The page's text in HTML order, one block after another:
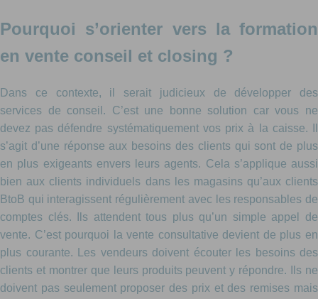
Pourquoi s’orienter vers la formation
en vente conseil et closing ?
Dans ce contexte, il serait judicieux de développer des
services de conseil. C’est une bonne solution car vous ne
devez pas défendre systématiquement vos prix à la caisse. Il
s’agit d’une réponse aux besoins des clients qui sont de plus
en plus exigeants envers leurs agents. Cela s’applique aussi
bien aux clients individuels dans les magasins qu’aux clients
BtoB qui interagissent régulièrement avec les responsables de
comptes clés. Ils attendent tous plus qu’un simple appel de
vente. C’est pourquoi la vente consultative devient de plus en
plus courante. Les vendeurs doivent écouter les besoins des
clients et montrer que leurs produits peuvent y répondre. Ils ne
doivent pas seulement proposer des prix et des remises mais